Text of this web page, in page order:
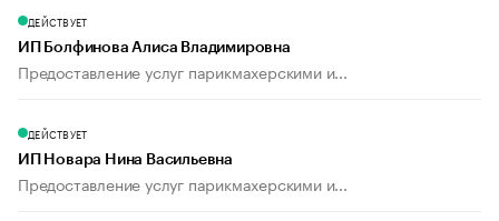
ДЕЙСТВУЕТ
ИП Болфинова Алиса Владимировна
Предоставление услуг парикмахерскими и...
ДЕЙСТВУЕТ
ИП Новара Нина Васильевна
Предоставление услуг парикмахерскими и...